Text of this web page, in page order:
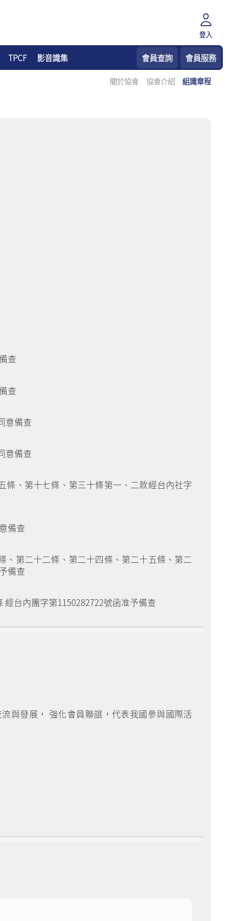
登入
TPCF 影音識集 會員查詢 會員服務
關於協會 協會介紹 組識章程
查
查
意備查
意備查
、第十七條、第三十條第一、二款經台內社字
備查
第二十二條、第二十四條、第二十五條、第二
備查
台內團字第1150282722號函准予備查
與發展， 強化會員聯誼，代表我國參與國際活